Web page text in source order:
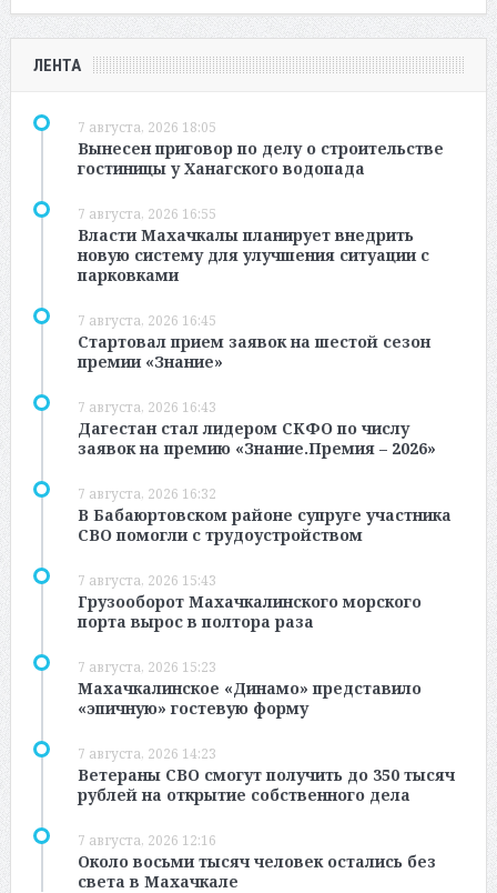
ЛЕНТА
7 августа, 2026 18:05
Вынесен приговор по делу о строительстве
гостиницы у Ханагского водопада
7 августа, 2026 16:55
Власти Махачкалы планирует внедрить
новую систему для улучшения ситуации с
парковками
7 августа, 2026 16:45
Стартовал прием заявок на шестой сезон
премии «Знание»
7 августа, 2026 16:43
Дагестан стал лидером СКФО по числу
заявок на премию «Знание.Премия – 2026»
7 августа, 2026 16:32
В Бабаюртовском районе супруге участника
СВО помогли с трудоустройством
7 августа, 2026 15:43
Грузооборот Махачкалинского морского
порта вырос в полтора раза
7 августа, 2026 15:23
Махачкалинское «Динамо» представило
«эпичную» гостевую форму
7 августа, 2026 14:23
Ветераны СВО смогут получить до 350 тысяч
рублей на открытие собственного дела
7 августа, 2026 12:16
Около восьми тысяч человек остались без
света в Махачкале